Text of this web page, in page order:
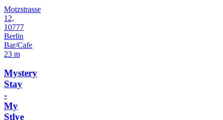
Motzstrasse
12,
10777
Berlin
Bar/Cafe
23 m
Mystery
Stay
-
My
Stlye